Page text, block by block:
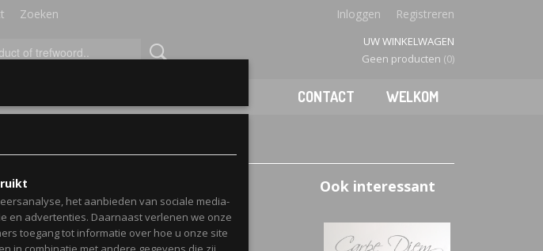
Zoeken Inloggen Registreren
UW WINKELWAGEN
Geen producten (0)
WELKOM
CONTACT
Bestie! Ook interessant
het aanbieden van sociale media-
en advertenties. Daarnaast verlenen we onze
toegang tot informatie over hoe u onze site